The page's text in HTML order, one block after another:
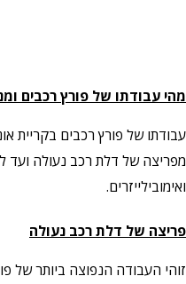
מהי עבודתו של פורץ רכבים
עבודתו של פורץ רכבים בקריית
מפריצה של דלת רכב נעולה ועד
ואימובילייזרים.
פריצה של דלת רכב נעולה
זוהי העבודה הנפוצה ביותר של